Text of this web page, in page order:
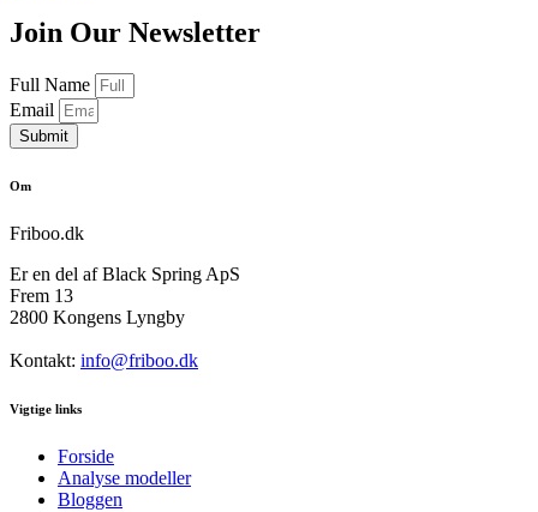
Join Our Newsletter
Full Name
Email
Submit
Om
Friboo.dk
Er en del af Black Spring ApS
Frem 13
2800 Kongens Lyngby
Kontakt: info@friboo.dk
Vigtige links
Forside
Analyse modeller
Bloggen